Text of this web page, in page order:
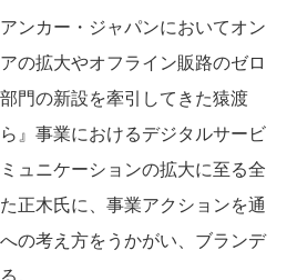
ンカー・ジャパンにおいてオン
の拡大やオフライン販路のゼロ
門の新設を牽引してきた猿渡
』事業におけるデジタルサービ
ュニケーションの拡大に至る全
正木氏に、事業アクションを通
の考え方をうかがい、ブランデ